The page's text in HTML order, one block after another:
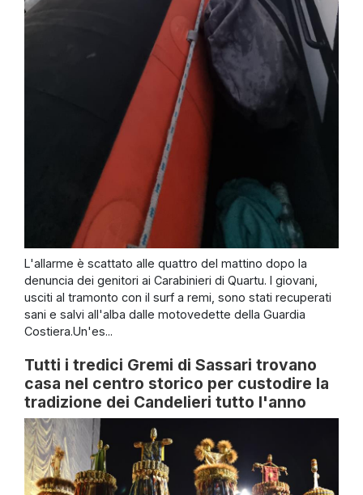
L'allarme è scattato alle quattro del mattino dopo la
denuncia dei genitori ai Carabinieri di Quartu. I giovani,
usciti al tramonto con il surf a remi, sono stati recuperati
sani e salvi all'alba dalle motovedette della Guardia
Costiera.Un'es...
Tutti i tredici Gremi di Sassari trovano
casa nel centro storico per custodire la
tradizione dei Candelieri tutto l'anno